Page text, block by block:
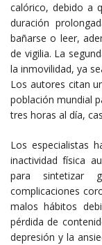
calórico, debido a
duración
bañarse o leer,
de vigilia. La
la inmovilidad, ya
Los autores citan
población mundial
tres horas al día,
Los especialistas
inactividad física
para sintetizar
complicaciones
malos hábitos
pérdida de
depresión y la